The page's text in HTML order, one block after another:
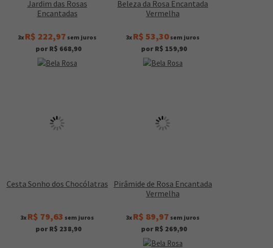
Jardim das Rosas
Encantadas
3x R$ 222,97 sem juros
por R$ 668,90
Beleza da Rosa Encantada
Vermelha
3x R$ 53,30 sem juros
por R$ 159,90
Cesta Sonho dos Chocólatras
3x R$ 79,63 sem juros
por R$ 238,90
Pirâmide de Rosa Encantada
Vermelha
3x R$ 89,97 sem juros
por R$ 269,90